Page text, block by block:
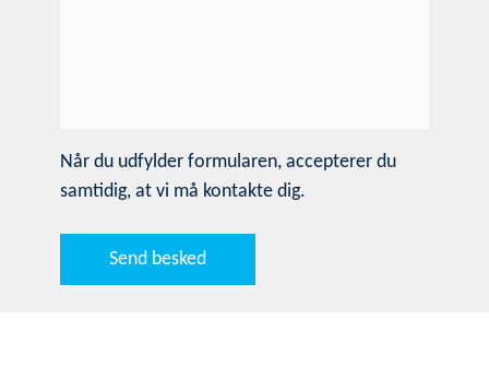
Når du udfylder formularen, accepterer du
samtidig, at vi må kontakte dig.